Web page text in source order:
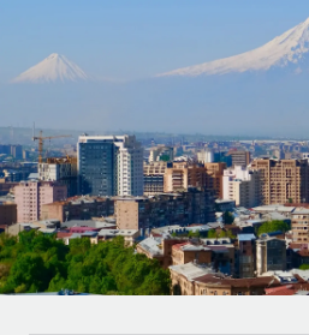
Affidati agli esperti per la
compliance globale
Integra l'HR globale nella tua
Deutsch
Italiano
Português (Portugal)
日本語